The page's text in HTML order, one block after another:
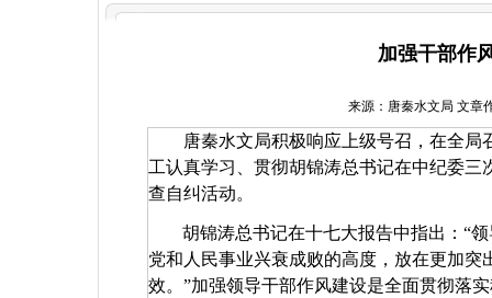
加强干部作
来源：唐秦水文局 文章
唐秦水文局积极响应上级号召，在全局
工认真学习、贯彻胡锦涛总书记在中纪委
查自纠活动。
胡锦涛总书记在十七大报告中指出：“
党和人民事业兴衰成败的高度，放在更加
效。”加强领导干部作风建设是全面贯彻落